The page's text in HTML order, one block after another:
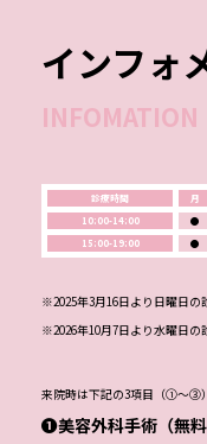
インフォ
INFOMATION
診療時間 月
10:00-14:00
●
15:00-19:00
●
※2025年3月16日より日曜日の
※2026年10月7日より水曜日の
来院時は下記の3項目（①～③
❶美容外科手術（無